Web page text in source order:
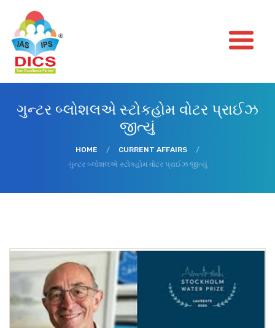
ગુન્ટર બ્લોશલએ સ્ટોકહોમ વોટર પ્રાઈઝ
જીત્યું
HOME / CURRENT AFFAIRS
/
ગુન્ટર બ્લોશલએ સ્ટોકહોમ વોટર પ્રાઈઝ જીત્યું